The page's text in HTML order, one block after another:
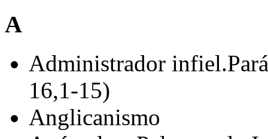
A
Administrador
16,1-15)
Anglicanismo